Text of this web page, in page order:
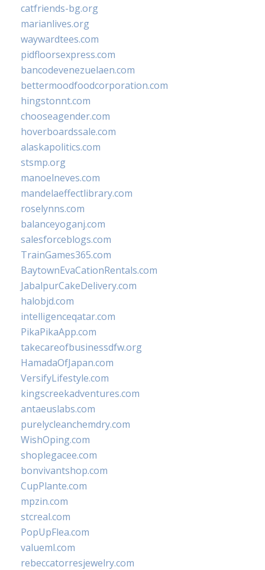
catfriends-bg.org
marianlives.org
waywardtees.com
pidfloorsexpress.com
bancodevenezuelaen.com
bettermoodfoodcorporation.com
hingstonnt.com
chooseagender.com
hoverboardssale.com
alaskapolitics.com
stsmp.org
manoelneves.com
mandelaeffectlibrary.com
roselynns.com
balanceyoganj.com
salesforceblogs.com
TrainGames365.com
BaytownEvaCationRentals.com
JabalpurCakeDelivery.com
halobjd.com
intelligenceqatar.com
PikaPikaApp.com
takecareofbusinessdfw.org
HamadaOfJapan.com
VersifyLifestyle.com
kingscreekadventures.com
antaeuslabs.com
purelycleanchemdry.com
WishOping.com
shoplegacee.com
bonvivantshop.com
CupPlante.com
mpzin.com
stcreal.com
PopUpFlea.com
valueml.com
rebeccatorresjewelry.com